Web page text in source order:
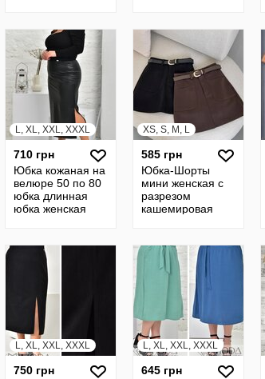
L, XL, XXL, XXXL
710 грн
Юбка кожаная на
велюре 50 по 80
юбка длинная
юбка женская
разрезом 22124
XS, S, M, L
585 грн
Юбка-Шорты
мини женская с
разрезом
кашемировая
419iве
L, XL, XXL, XXXL
750 грн
L, XL, XXL, XXXL
645 грн